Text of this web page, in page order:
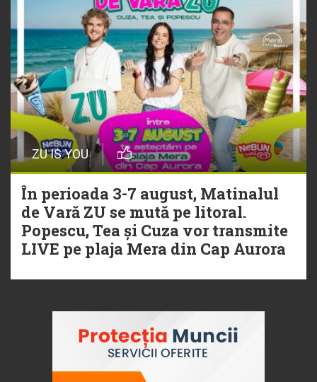
ZU IS YOU
În perioada 3-7 august, Matinalul
de Vară ZU se mută pe litoral.
Popescu, Tea și Cuza vor transmite
LIVE pe plaja Mera din Cap Aurora